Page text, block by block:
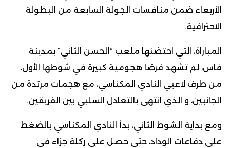
الأربعاء ضمن منافسات الجولة السابعة من البطولة
الاحترافية.
المباراة، التي احتضنها ملعب “الحسن الثاني” بمدينة
فاس، لم تشهد فرصًا هجومية كبيرة في شوطها الأول،
من طرف لاعبي النادي المكناسي، مع هجمات مرتدة من
الجانبين، و الذي انتهى بالتعادل السلبي بين الفريقين.
ومع بداية الشوط الثاني، بدأ النادي المكناسي بالضغط
على دفاعات الوداد، حتى حصل على ركلة جزاء في